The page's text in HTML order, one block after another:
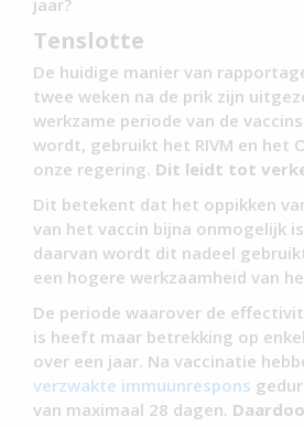
Tenslotte
De huidige manier van
twee weken na de prik zijn
werkzame periode van de
wordt, gebruikt het RIVM en het
onze regering. Dit leidt tot
Dit betekent dat het oppikken
van het vaccin bijna onmogelijk
daarvan wordt dit nadeel
een hogere werkzaamheid van
De periode waarover de
is heeft maar betrekking op
over een jaar. Na vaccinatie
verzwakte immuunrespons
van maximaal 28 dagen.